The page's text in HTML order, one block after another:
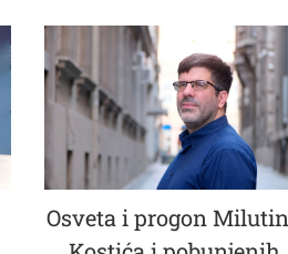
Osveta i progon